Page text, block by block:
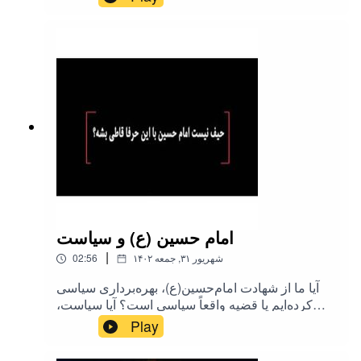
یکی از دوستاتون هم به اشتراک
امام حسین (ع) و سیاست
02:56 | ۱۴۰۲ شهریور ۳۱, جمعه
آیا ما از شهادت امام‌حسین(ع)، بهره‌برداری سیاسی
کرده‌ایم یا قضیه واقعاً سیاسی است؟ آیا سیاست،
خلاف‌شأن مذهب نیست؟ اولین مجلس رسمی روضه
امام حسین(ع) میدونید کی گرفت؟جالبه بعدم گفت
فقط قرآن بخونید!گفت من گفته بودم کلاه بیارید اینا
Play